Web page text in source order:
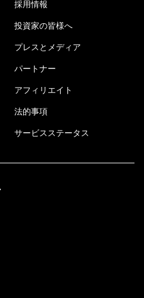
採用情報
投資家の皆様へ
プレスとメディア
パートナー
アフィリエイト
法的事項
サービスステータス